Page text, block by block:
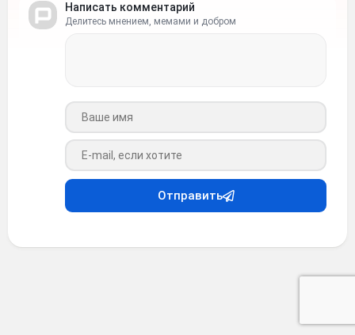
Написать комментарий
Делитесь мнением, мемами и добром
Ваше имя
Ваш e-mail
Отправить